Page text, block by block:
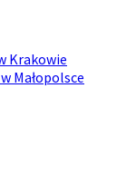
Krakowie
Małopolsce